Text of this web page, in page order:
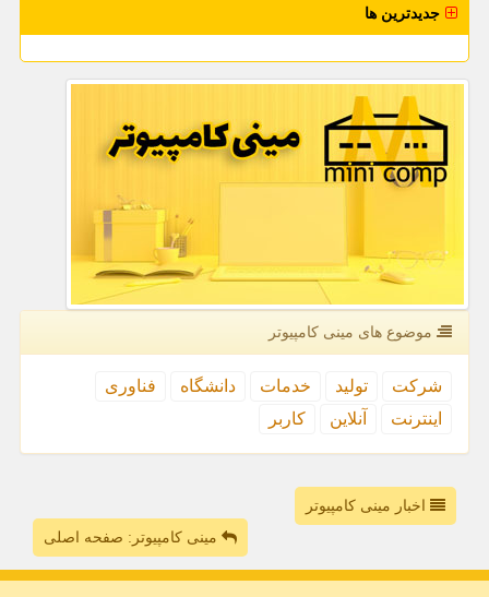
جدیدترین ها
موضوع های مینی كامپیوتر
شركت تولید خدمات دانشگاه
فناوری
اینترنت
آنلاین كاربر
اخبار مینی کامپیوتر
مینی کامپیوتر: صفحه اصلی